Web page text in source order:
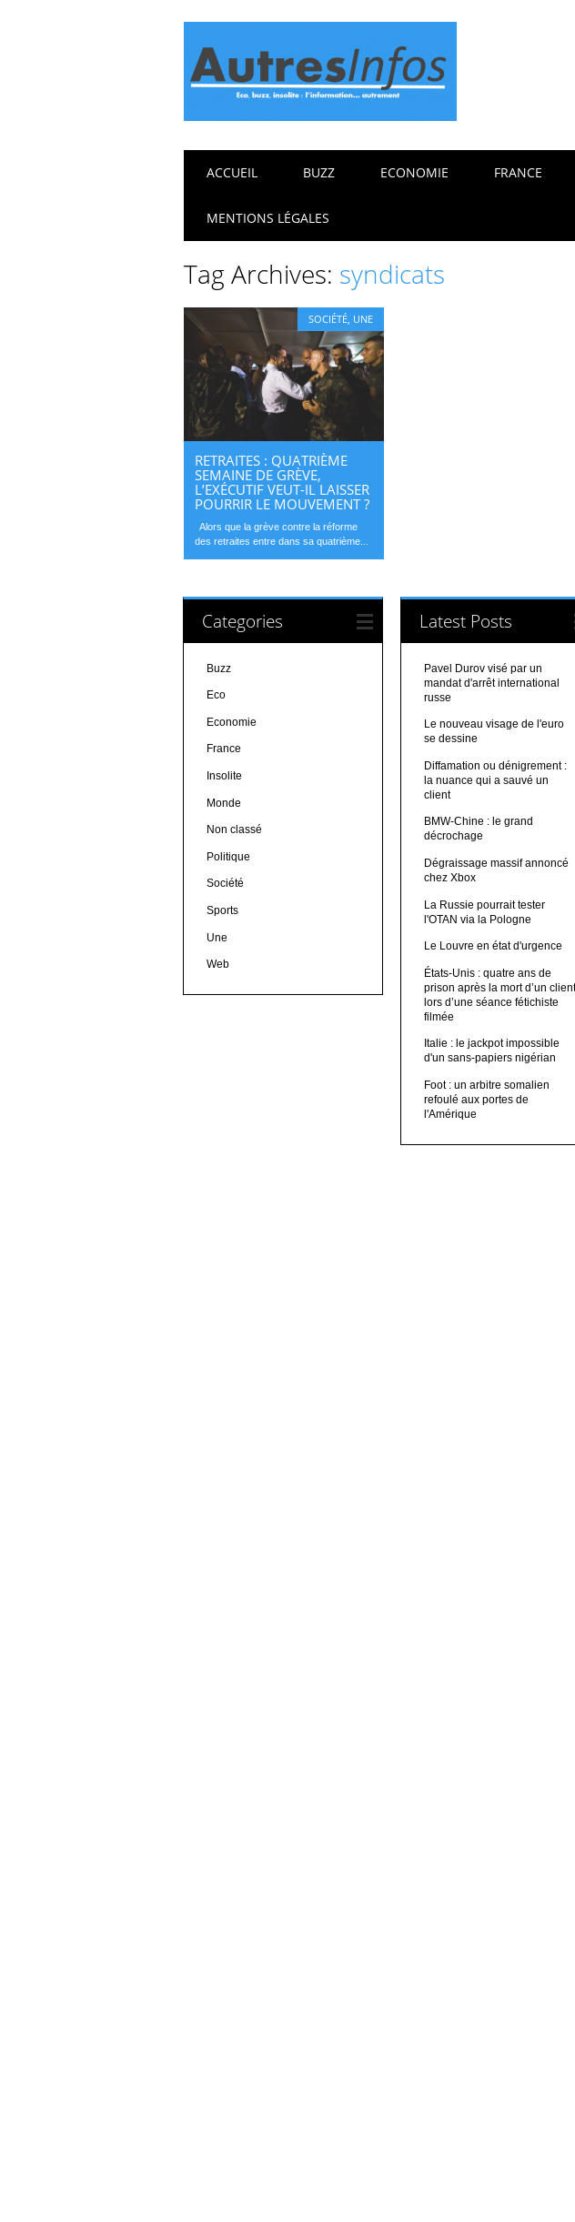
Main menu
ACCUEIL BUZZ ECONOMIE FRANCE
MENTIONS LÉGALES
Tag Archives: syndicats
SOCIÉTÉ, UNE
RETRAITES : QUATRIÈME
SEMAINE DE GRÈVE,
L’EXÉCUTIF VEUT-IL LAISSER
POURRIR LE MOUVEMENT ?
Alors que la grève contre la réforme
des retraites entre dans sa quatrième...
Categories
Buzz
Eco
Economie
France
Insolite
Monde
Non classé
Politique
Société
Sports
Une
Web
Latest Posts
Pavel Durov visé par un
mandat d'arrêt international
russe
Le nouveau visage de l'euro
se dessine
Diffamation ou dénigrement :
la nuance qui a sauvé un
client
BMW-Chine : le grand
décrochage
Dégraissage massif annoncé
chez Xbox
La Russie pourrait tester
l'OTAN via la Pologne
Le Louvre en état d'urgence
États-Unis : quatre ans de
prison après la mort d’un
lors d’une séance fétichiste
filmée
Italie : le jackpot impossible
d'un sans-papiers nigérian
Foot : un arbitre somalien
refoulé aux portes de
l'Amérique